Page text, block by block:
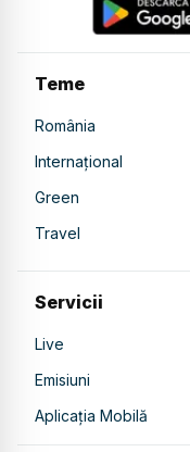
Teme
România
Internațional
Green
Travel
Servicii
Live
Emisiuni
Aplicația Mobilă